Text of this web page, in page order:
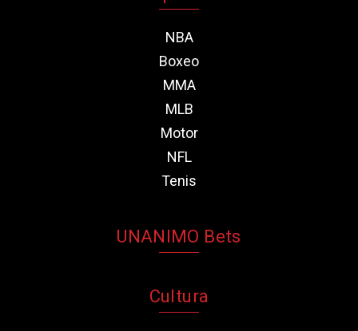
NBA
Boxeo
MMA
MLB
Motor
NFL
Tenis
UNANIMO Bets
Cultura